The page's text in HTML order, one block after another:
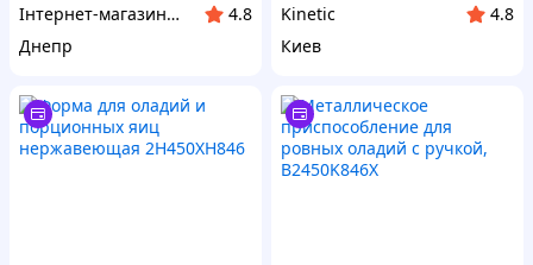
Інтернет-магазин "Winner"
4.8
Днепр
Kinetic
4.8
Киев